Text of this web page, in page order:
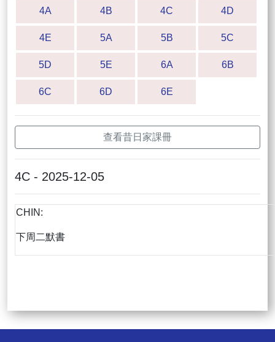
4A 4B 4C 4D
4E 5A 5B 5C
5D 5E 6A 6B
6C 6D 6E
查看昔日家課冊
4C - 2025-12-05
CHIN:
下周二默書